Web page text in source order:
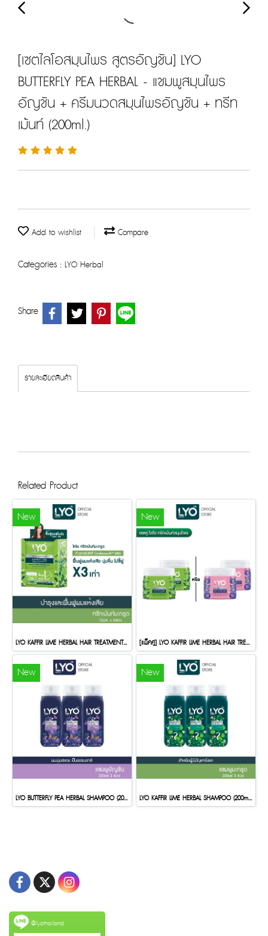
[เซตไลโอสมุนไพร สูตรอัญชัน] LYO
BUTTERFLY PEA HERBAL - แชมพูสมุนไพร
อัญชัน + ครีมนวดสมุนไพรอัญชัน + ทรีท
เม้นท์ (200ml.)
Add to wishlist Compare
Categories : LYO Herbal
Share
รายละเอียดสินค้า
Related Product
New
LYO KAFFIR LIME HERBAL HAIR TREATMENT (10ml.x6sachet)
New
[แพ็คคู่] LYO KAFFIR LIME HERBAL HAIR TREATMENT - ทรีทเมนท์สมุนไพรมะกรูด (200ml.)
New
LYO BUTTERFLY PEA HERBAL SHAMPOO (200ml.)(copy)
New
LYO KAFFIR LIME HERBAL SHAMPOO (200ml.)(copy)
@lyothailand